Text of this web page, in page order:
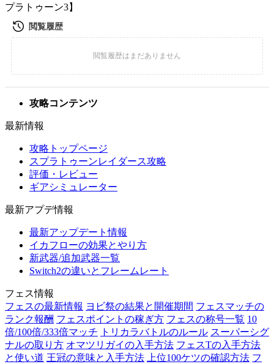
プラトゥーン3】
攻略コンテンツ
最新情報
攻略トップページ
スプラトゥーンレイダース攻略
評価・レビュー
ギアシミュレーター
最新アプデ情報
最新アップデート情報
イカフローの効果とやり方
新武器/追加武器一覧
Switch2の違いとフレームレート
フェス情報
フェスの最新情報 ヨビ祭の結果と開催期間 フェスマッチの
ランク報酬 フェスポイントの稼ぎ方 フェスの称号一覧 10
倍/100倍/333倍マッチ
トリカラバトルのルール スーパーシグ
ナルの取り方 オマツリガイの入手方法 フェスTの入手方法
と使い道 王冠の意味と入手方法 上位100ケツの確認方法 フ